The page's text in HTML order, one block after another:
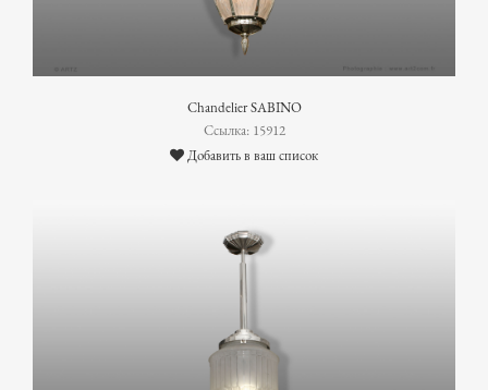
Chandelier SABINO
Ссылка: 15912
Добавить в ваш список